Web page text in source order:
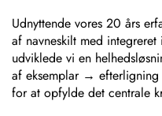
Udnyttende vores 20 års
af navneskilt med
udviklede vi en
af eksemplar →
for at opfylde det centrale